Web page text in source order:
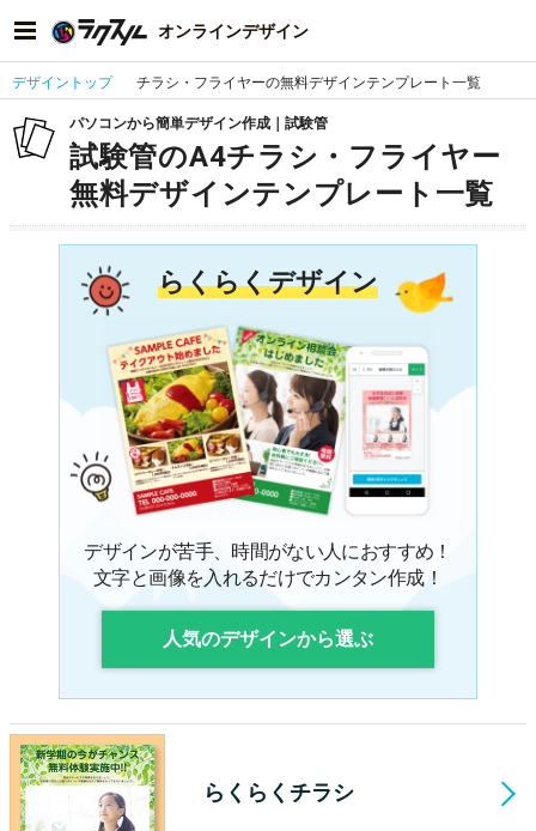
オンラインデザイン
デザイントップ チラシ・フライヤーの無料デザインテンプレート一覧
パソコンから簡単デザイン作成｜試験管
試験管のA4チラシ・フライヤー
無料デザインテンプレート一覧
らくらくデザイン
デザインが苦手、時間がない人におすすめ！
文字と画像を入れるだけでカンタン作成！
人気のデザインから選ぶ
らくらくチラシ